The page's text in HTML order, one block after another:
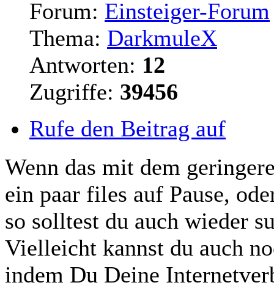
Forum: Einsteiger-Forum
Thema: DarkmuleX
Antworten: 12
Zugriffe: 39456
Rufe den Beitrag auf
Wenn das mit dem
ein paar files auf Pause,
so solltest du auch wieder
Vielleicht kannst du auch
indem Du Deine